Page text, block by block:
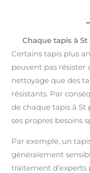
Chaque tapis à
Certains tapis plus
peuvent pas résister
nettoyage que des
résistants. Par
de chaque tapis à St
ses propres besoins
Par exemple, un
généralement
traitement